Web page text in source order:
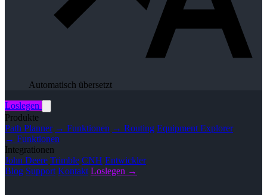
Automatisch übersetzt
Loslegen
Produkte
Path Planner → Funktionen → Routing Equipment Explorer
→ Funktionen
Integrationen
John Deere Trimble CNH Entwickler
Blog Support Kontakt Loslegen →